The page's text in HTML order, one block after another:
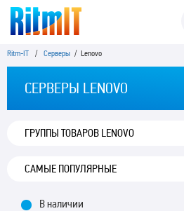
Ritm-IT / Серверы / Lenovo
СЕРВЕРЫ LENOVO
ГРУППЫ ТОВАРОВ LENOVO
В наличии